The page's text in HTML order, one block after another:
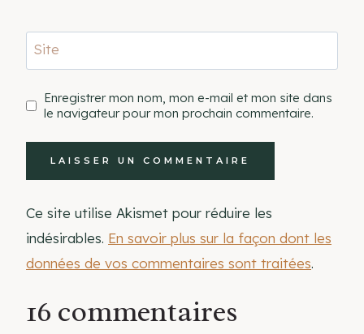
Site
Enregistrer mon nom, mon e-mail et mon site dans
le navigateur pour mon prochain commentaire.
Ce site utilise Akismet pour réduire les
indésirables. En savoir plus sur la façon dont les
données de vos commentaires sont traitées.
16 commentaires